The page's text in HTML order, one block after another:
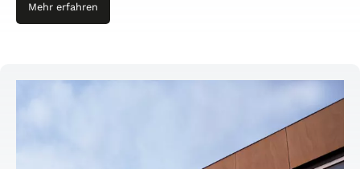
Mehr erfahren